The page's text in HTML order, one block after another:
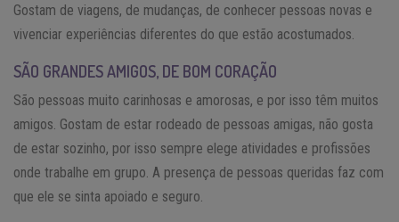
Gostam de viagens, de mudanças, de conhecer pessoas novas e
vivenciar experiências diferentes do que estão acostumados.
SÃO GRANDES AMIGOS, DE BOM CORAÇÃO
São pessoas muito carinhosas e amorosas, e por isso têm muitos
amigos. Gostam de estar rodeado de pessoas amigas, não gosta
de estar sozinho, por isso sempre elege atividades e profissões
onde trabalhe em grupo. A presença de pessoas queridas faz com
que ele se sinta apoiado e seguro.